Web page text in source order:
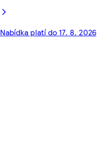
Nabídka platí do 17. 8. 2026